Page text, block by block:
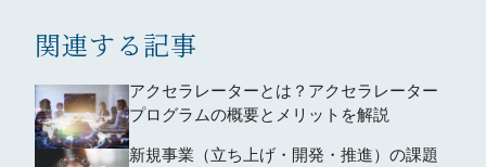
関連する記事
アクセラレーターとは？アクセラレーター
プログラムの概要とメリットを解説
新規事業（立ち上げ・開発・推進）の課題